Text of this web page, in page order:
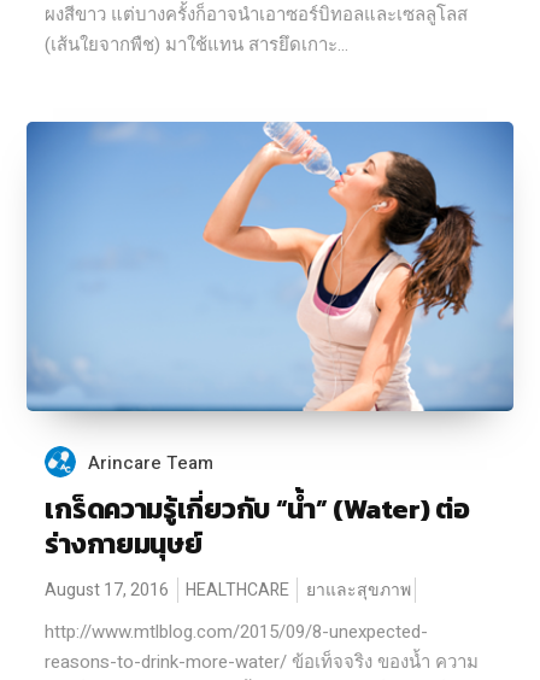
ผงสีขาว แต่บางครั้งก็อาจนำเอาซอร์บิทอลและเซลลูโลส
(เส้นใยจากพืช) มาใช้แทน สารยึดเกาะ...
Arincare Team
เกร็ดความรู้เกี่ยวกับ “น้ำ” (Water) ต่อ
ร่างกายมนุษย์
August 17, 2016 HEALTHCARE ยาและสุขภาพ
http://www.mtlblog.com/2015/09/8-unexpected-
reasons-to-drink-more-water/ ข้อเท็จจริง ของน้ำ ความ